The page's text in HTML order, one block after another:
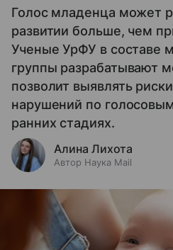
Голос младенца может
развитии больше, чем
Ученые УрФУ в составе
группы разрабатывают
позволит выявлять
нарушений по
ранних стадиях.
Алина Лихота
Автор Наука Mail